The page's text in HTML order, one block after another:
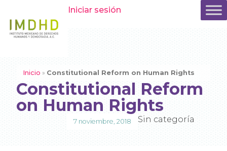
Iniciar sesión
Inicio » Constitutional Reform on Human Rights
Constitutional Reform
on Human Rights
Sin categoría
7 noviembre, 2018